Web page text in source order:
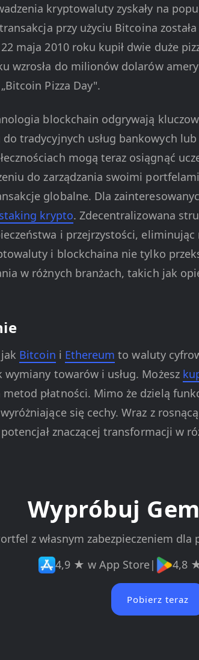
kryptowaluty zyskały na
przy użyciu Bitcoina
maja 2010 roku kupił dwie duże
wzrosła do milionów dolarów
Pizza Day".
blockchain odgrywają
tradycyjnych usług bankowych
mogą teraz osiągnąć
do zarządzania swoimi
globalne. Dla
staking krypto. Zdecentralizowana
i przejrzystości,
i blockchaina nie tylko
w różnych branżach, takich jak
Bitcoin i Ethereum to waluty
wymiany towarów i usług. Możesz
metod płatności. Mimo że dzielą
się cechy. Wraz z
znaczącej transformacji w
Wypróbuj
z własnym zabezpieczeniem
4,9 ★ w App Store| 4,8
Pobierz teraz